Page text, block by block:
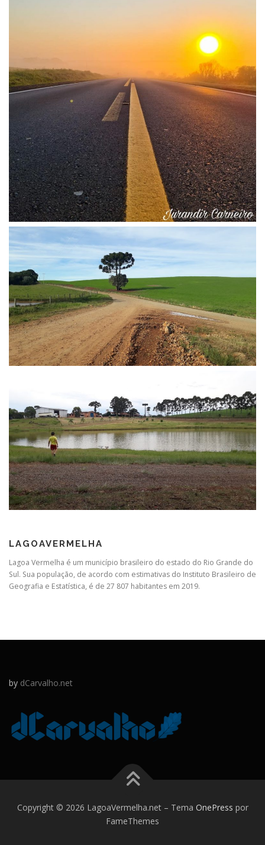
LAGOAVERMELHA
Lagoa Vermelha é um município brasileiro do estado do Rio Grande do
Sul. Sua população, de acordo com estimativas do Instituto Brasileiro de
Geografia e Estatística, é de 27 807 habitantes em 2019.
by dCarvalho.net
Copyright © 2026 LagoaVermelha.net – Tema OnePress por
FameThemes